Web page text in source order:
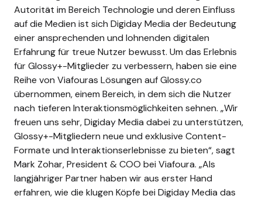
Autorität im Bereich Technologie und deren Einfluss
auf die Medien ist sich Digiday Media der Bedeutung
einer ansprechenden und lohnenden digitalen
Erfahrung für treue Nutzer bewusst. Um das Erlebnis
für Glossy+-Mitglieder zu verbessern, haben sie eine
Reihe von Viafouras Lösungen auf Glossy.co
übernommen, einem Bereich, in dem sich die Nutzer
nach tieferen Interaktionsmöglichkeiten sehnen. „Wir
freuen uns sehr, Digiday Media dabei zu unterstützen,
Glossy+-Mitgliedern neue und exklusive Content-
Formate und Interaktionserlebnisse zu bieten“, sagt
Mark Zohar, President & COO bei Viafoura. „Als
langjähriger Partner haben wir aus erster Hand
erfahren, wie die klugen Köpfe bei Digiday Media das